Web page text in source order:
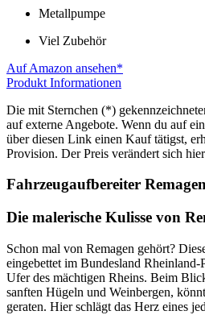
Metallpumpe
Viel Zubehör
Auf Amazon ansehen*
Produkt Informationen
Die mit Sternchen (*)
auf externe Angebote. Wenn du auf
über diesen Link einen Kauf tätigst,
Provision. Der Preis verändert sich
Fahrzeugaufbereiter
Die malerische Kulisse von
Schon mal von Remagen gehört?
eingebettet im Bundesland
Ufer des mächtigen Rheins. Beim
sanften Hügeln und Weinbergen,
geraten. Hier schlägt das Herz eines